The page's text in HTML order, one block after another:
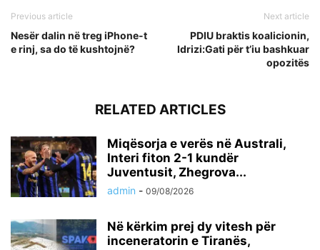
Previous article
Nesër dalin në treg iPhone-t
e rinj, sa do të kushtojnë?
Next article
PDIU braktis koalicionin,
Idrizi:Gati për t’iu bashkuar
opozitës
RELATED ARTICLES
Miqësorja e verës në Australi,
Interi fiton 2-1 kundër
Juventusit, Zhegrova...
admin - 09/08/2026
Në kërkim prej dy vitesh për
inceneratorin e Tiranës,